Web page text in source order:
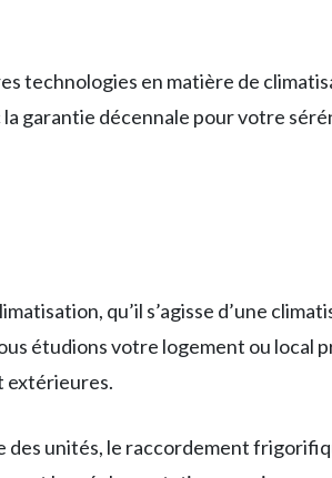
technologies en matière de
garantie décennale pour votre
qu’il s’agisse d’une
étudions votre logement ou local
extérieures.
des unités, le raccordement